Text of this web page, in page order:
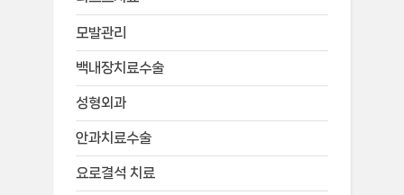
모발관리
백내장치료수술
성형외과
안과치료수술
요로결석 치료